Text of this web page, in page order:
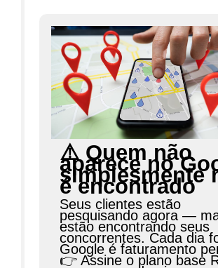
⚠️ Quem não
aparece no
simplesmente
é encontrado
Seus clientes estão
pesquisando agora —
estão encontrando seus
concorrentes. Cada dia
Google é faturamento
👉 Assine o plano base